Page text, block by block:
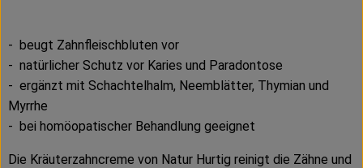
- beugt Zahnfleischbluten vor
- natürlicher Schutz vor Karies und Paradontose
- ergänzt mit Schachtelhalm, Neemblätter, Thymian und
Myrrhe
- bei homöopatischer Behandlung geeignet
Die Kräuterzahncreme von Natur Hurtig reinigt die Zähne und